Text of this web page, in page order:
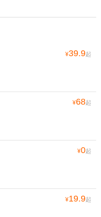
¥39.9起
¥68起
¥0起
¥19.9起